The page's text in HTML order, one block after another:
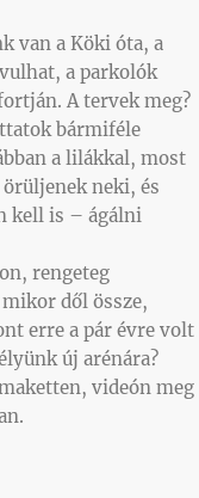
van a Köki óta, a
a parkolók
A tervek meg?
bármiféle
a lilákkal, most
neki, és
kell is – ágálni
rengeteg
dől össze,
erre a pár évre volt
új arénára?
videón meg